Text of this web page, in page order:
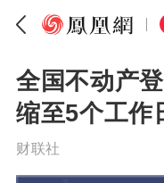
全国不动产
缩至5个工作
财联社